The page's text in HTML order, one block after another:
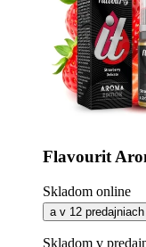
Flavourit
Skladom online
a v 12 predajniach
Skladom v